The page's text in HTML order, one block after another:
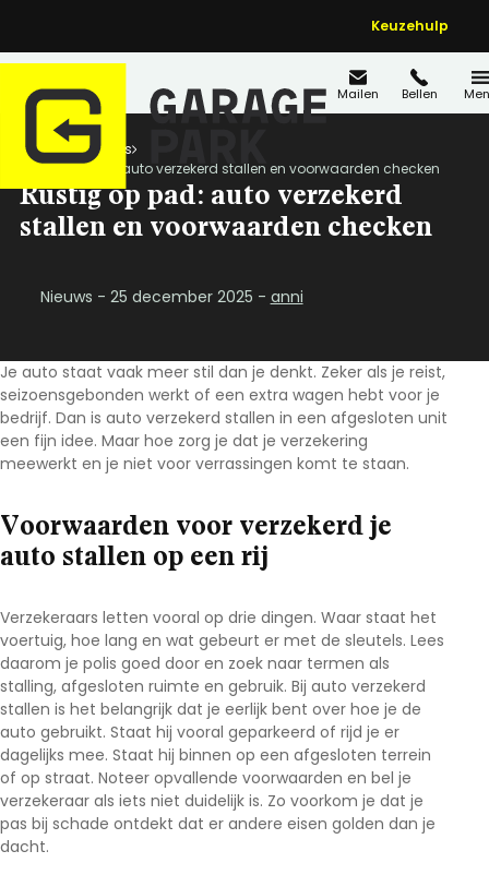
Keuzehulp
Mailen Bellen
Home Nieuws
Rustig op pad: auto verzekerd stallen en voorwaarden checken
Rustig op pad: auto verzekerd
stallen en voorwaarden checken
Nieuws - 25 december 2025 - anni
Je auto staat vaak meer stil dan je denkt. Zeker als je reist,
seizoensgebonden werkt of een extra wagen hebt voor je
bedrijf. Dan is auto verzekerd stallen in een afgesloten unit
een fijn idee. Maar hoe zorg je dat je verzekering
meewerkt en je niet voor verrassingen komt te staan.
Voorwaarden voor verzekerd je
auto stallen op een rij
Verzekeraars letten vooral op drie dingen. Waar staat het
voertuig, hoe lang en wat gebeurt er met de sleutels. Lees
daarom je polis goed door en zoek naar termen als
stalling, afgesloten ruimte en gebruik. Bij auto verzekerd
stallen is het belangrijk dat je eerlijk bent over hoe je de
auto gebruikt. Staat hij vooral geparkeerd of rijd je er
dagelijks mee. Staat hij binnen op een afgesloten terrein
of op straat. Noteer opvallende voorwaarden en bel je
verzekeraar als iets niet duidelijk is. Zo voorkom je dat je
pas bij schade ontdekt dat er andere eisen golden dan je
dacht.